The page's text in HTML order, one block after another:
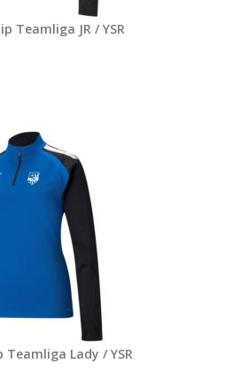
Teamliga JR / YSR
Teamliga Lady / YSR